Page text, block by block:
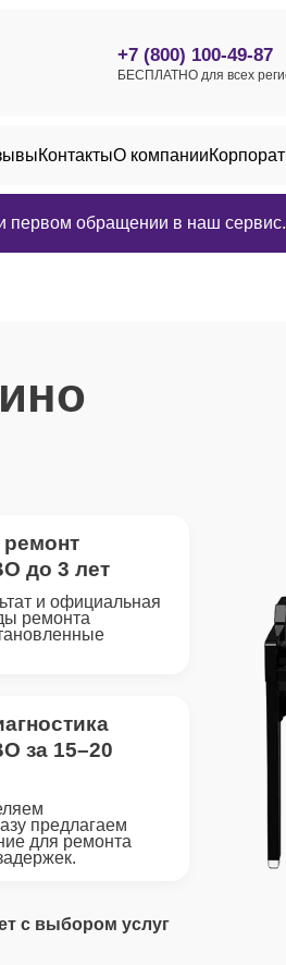
+7 (800) 100-49-87
БЕСПЛАТНО для всех
КонтактыО компании
первом обращении в наш
ремонт
до 3 лет
и официальная
ремонта
за 15–20
предлагаем
для ремонта
с выбором услуг